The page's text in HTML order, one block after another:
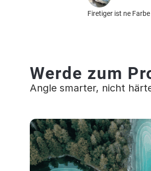
Firetiger ist ne
Werde zum
Angle smarter, nicht